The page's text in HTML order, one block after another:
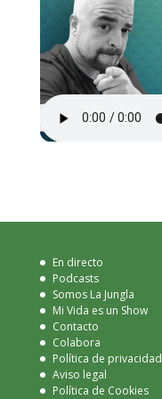
En directo
Podcasts
Somos La Jungla
Mi Vida es un Show
Contacto
Colabora
Política de privacidad
Aviso legal
Política de Cookies